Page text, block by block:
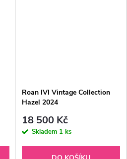
Roan IVI Vintage Collection
Hazel 2024
18 500 Kč
Skladem 1 ks